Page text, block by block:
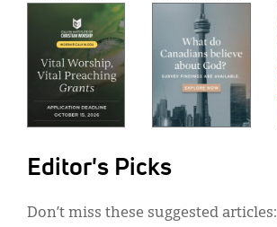
Editor's Picks
Don’t miss these suggested articles: